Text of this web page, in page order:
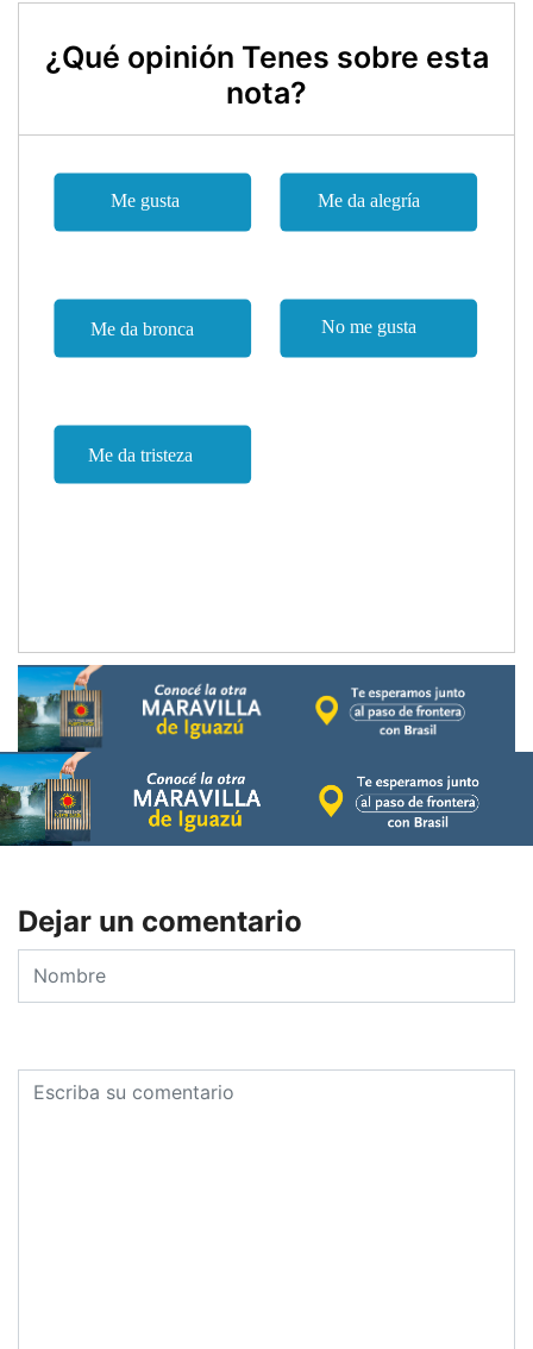
¿Qué opinión Tenes sobre esta
nota?
Dejar un comentario